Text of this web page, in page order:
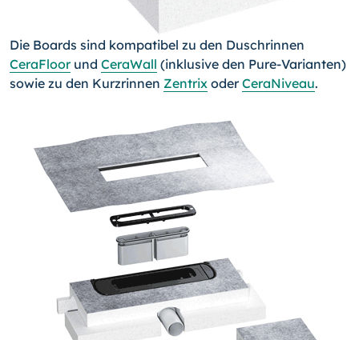
Die Boards sind kompatibel zu den Duschrinnen
CeraFloorund CeraWall (inklusive den Pure-Varianten)
sowie zu den Kurzrinnen Zentrix oderCeraNiveau.